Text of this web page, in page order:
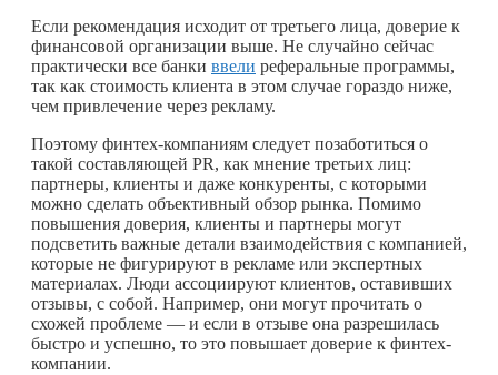
Если рекомендация исходит от третьего лица, доверие к
финансовой организации выше. Не случайно сейчас
практически все банки ввели реферальные программы,
так как стоимость клиента в этом случае гораздо ниже,
чем привлечение через рекламу.
Поэтому финтех-компаниям следует позаботиться о
такой составляющей PR, как мнение третьих лиц:
партнеры, клиенты и даже конкуренты, с которыми
можно сделать объективный обзор рынка. Помимо
повышения доверия, клиенты и партнеры могут
подсветить важные детали взаимодействия с компанией,
которые не фигурируют в рекламе или экспертных
материалах. Люди ассоциируют клиентов, оставивших
отзывы, с собой. Например, они могут прочитать о
схожей проблеме — и если в отзыве она разрешилась
быстро и успешно, то это повышает доверие к финтех-
компании.